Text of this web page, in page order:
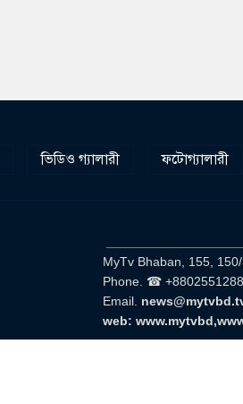
ভিডিও গ্যালারী ফটোগ্যালারী
MyTv Bhaban, 155,
Phone. ☎
Email.
web: